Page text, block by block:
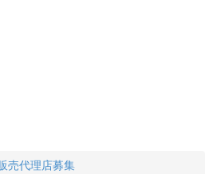
売代理店募集